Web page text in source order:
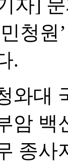
자]
청
.
와대
암 백
종사